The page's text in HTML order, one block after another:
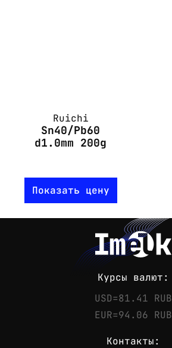
Ruichi
Sn40/Pb60
d1.0mm 200g
Показать цену
Курсы валют:
USD=81.41 RUB
EUR=94.06 RUB
Контакты: